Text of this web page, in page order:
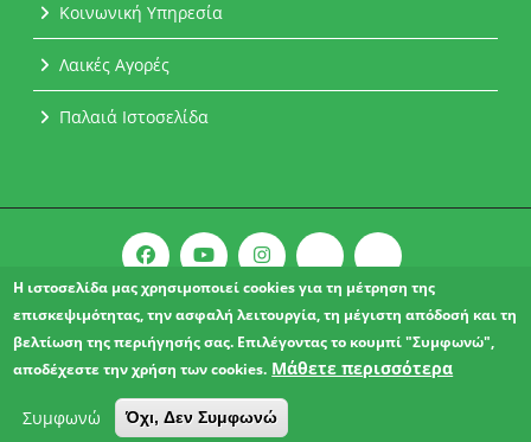
Κοινωνική Υπηρεσία
Λαικές Αγορές
Παλαιά Ιστοσελίδα
Copyright © 2021 l Δήμος Αχαρνών.
ΔΗΛΩΣΗ ΠΡΟΣΒΑΣΙΜΟΤΗΤΑΣ
Η ιστοσελίδα μας χρησιμοποιεί cookies για τη μέτρηση της
επισκεψιμότητας, την ασφαλή λειτουργία, τη μέγιστη απόδοσή και τη
βελτίωση της περιήγησής σας. Επιλέγοντας το κουμπί "Συμφωνώ",
αποδέχεστε την χρήση των cookies. Μάθετε περισσότερα
Συμφωνώ Όχι, Δεν Συμφωνώ